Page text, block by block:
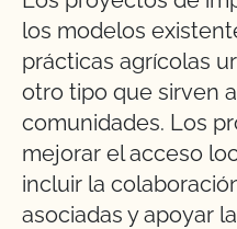
los modelos
prácticas agrícolas
otro tipo que sirven
comunidades. Los
mejorar el acceso
incluir la
asociadas y apoyar